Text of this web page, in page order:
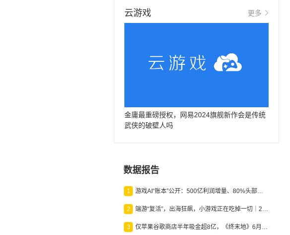
云游戏 更多
金庸最重磅授权，网易2024旗舰新作会是传统
武侠的破壁人吗
数据报告
1 游戏AI“账本”公开：500亿利润增量、80%头部入局，谁在闷声发财？
2 端游“复活”，出海狂飙，小游戏正在吃掉一切｜2026上半年产业报告
3 仅苹果谷歌商店半年吸金超8亿，《终末地》6月份收入显著回暖